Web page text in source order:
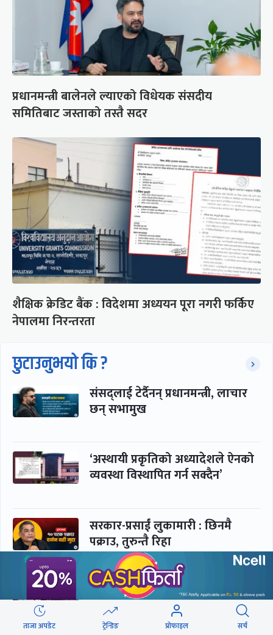
प्रधानमन्त्री बालेनले ल्याएको विधेयक संसदीय
समितिबाट जस्ताको तस्तै सदर
शैक्षिक क्रेडिट बैंक : विदेशमा अध्ययन पूरा नगरी फर्किए
नेपालमा निरन्तरता
छुटाउनुभयो कि ?
संसद्लाई टेर्दैनन् प्रधानमन्त्री, लाचार
छन् सभामुख
‘अस्थायी प्रकृतिको अध्यादेशले ऐनको
व्यवस्था विस्थापित गर्न सक्दैन’
सरकार-प्रसाईं लुकामारी : छिनमै
पक्राउ, तुरुन्तै रिहा
‘कामचलाउ’ नेतृत्वले थलियो स्वास्थ्य
क्षेत्र
ताजा अपडेट ट्रेन्डिङ प्रोफाइल सर्च